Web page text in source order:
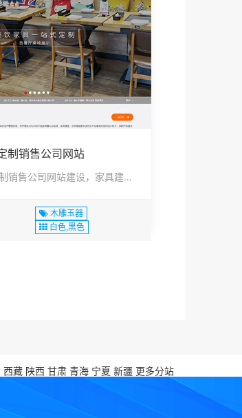
制销售公司网站
昆明家具建材定制销售公司网站建设，家具建材定制销售公司网站，家具···
木雕玉器
白色,黑色
西藏 陕西 甘肃 青海 宁夏 新疆 更多分站